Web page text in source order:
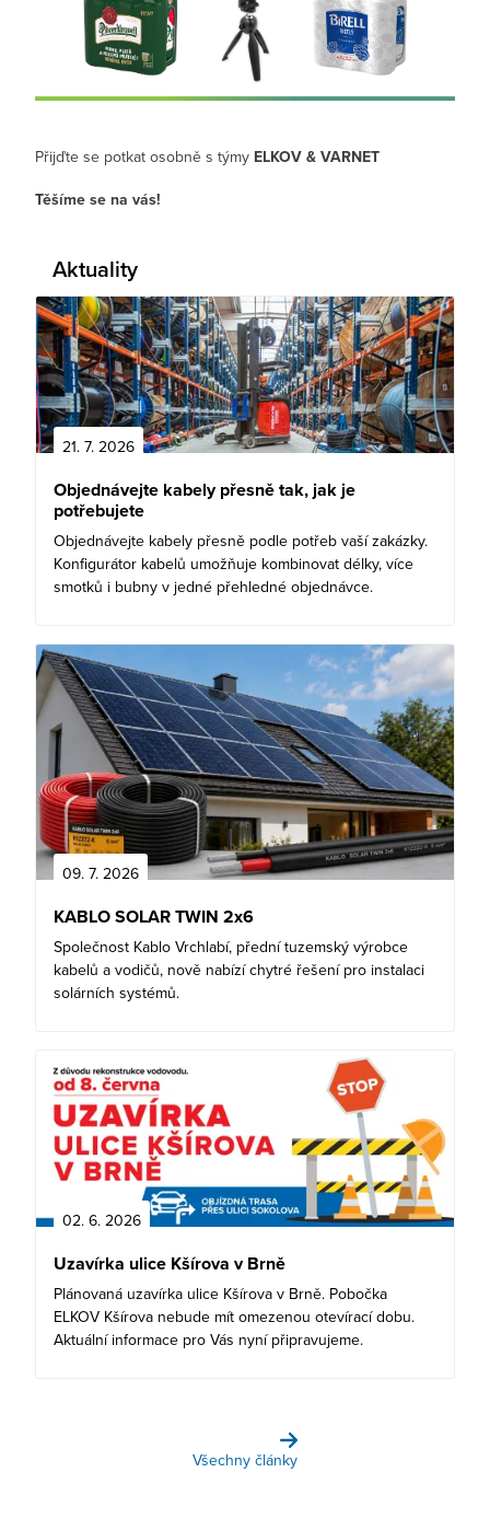
Přijďte se potkat osobně s týmy ELKOV & VARNET
Těšíme se na vás!
Aktuality
21. 7. 2026
Objednávejte kabely přesně tak, jak je
potřebujete
Objednávejte kabely přesně podle potřeb vaší zakázky.
Konfigurátor kabelů umožňuje kombinovat délky, více
smotků i bubny v jedné přehledné objednávce.
09. 7. 2026
KABLO SOLAR TWIN 2x6
Společnost Kablo Vrchlabí, přední tuzemský výrobce
kabelů a vodičů, nově nabízí chytré řešení pro instalaci
solárních systémů.
02. 6. 2026
Uzavírka ulice Kšírova v Brně
Plánovaná uzavírka ulice Kšírova v Brně. Pobočka
ELKOV Kšírova nebude mít omezenou otevírací dobu.
Aktuální informace pro Vás nyní připravujeme.
Všechny články